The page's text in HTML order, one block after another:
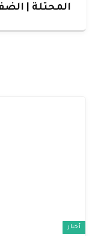
المحتلة |
أخبار